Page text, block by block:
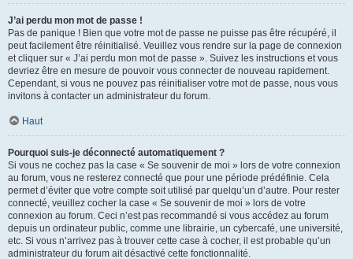
J’ai perdu mon mot de passe !
Pas de panique ! Bien que votre mot de passe ne puisse pas être récupéré, il
peut facilement être réinitialisé. Veuillez vous rendre sur la page de connexion
et cliquer sur « J’ai perdu mon mot de passe ». Suivez les instructions et vous
devriez être en mesure de pouvoir vous connecter de nouveau rapidement.
Cependant, si vous ne pouvez pas réinitialiser votre mot de passe, nous vous
invitons à contacter un administrateur du forum.
Haut
Pourquoi suis-je déconnecté automatiquement ?
Si vous ne cochez pas la case « Se souvenir de moi » lors de votre connexion
au forum, vous ne resterez connecté que pour une période prédéfinie. Cela
permet d’éviter que votre compte soit utilisé par quelqu’un d’autre. Pour rester
connecté, veuillez cocher la case « Se souvenir de moi » lors de votre
connexion au forum. Ceci n’est pas recommandé si vous accédez au forum
depuis un ordinateur public, comme une librairie, un cybercafé, une université,
etc. Si vous n’arrivez pas à trouver cette case à cocher, il est probable qu’un
administrateur du forum ait désactivé cette fonctionnalité.